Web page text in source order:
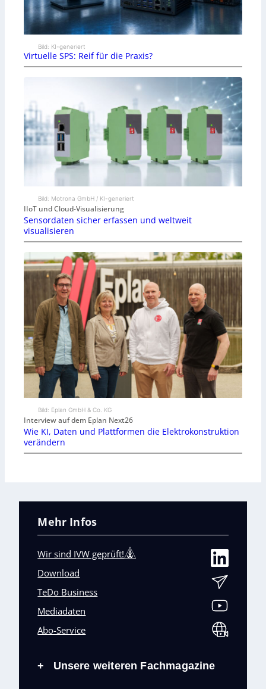
Bild: KI-generiert
Virtuelle SPS: Reif für die Praxis?
Bild: Motrona GmbH / KI-generiert
IIoT und Cloud-Visualisierung
Sensordaten sicher erfassen und weltweit
visualisieren
Bild: Eplan GmbH & Co. KG
Interview auf dem Eplan Next26
Wie KI, Daten und Plattformen die Elektrokonstruktion
verändern
Mehr Infos
Wir sind IVW geprüft!
Download
TeDo Business
Mediadaten
Abo-Service
+ Unsere weiteren Fachmagazine